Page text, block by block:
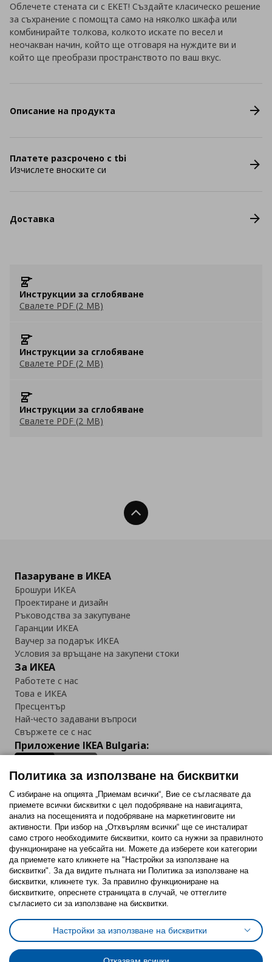
Облечете стената си с EKET! Създайте класическо решение
за съхранение с помощта само на няколко шкафа или
комбинирайте толкова, колкото искате по весел и
неочакван начин, който ще отговаря на нуждите ви и
който ще преобрази пространството по ваш вкус.
Описание на продукта
Платете разсрочено с tbi
Изчислете вноските си
Доставка
Инструкции за сглобяване
Свалете PDF (2 MB)
Инструкции за сглобяване
Свалете PDF (2 MB)
Инструкции за сглобяване
Свалете PDF (2 MB)
Нагоре
Пазаруване в ИКЕА
Брошури ИКЕА
Проектиране и дизайн
Ръководства за закупуване
Гаранции ИКЕА
Ваучер за подарък ИКЕА
Условия за връщане на закупени стоки
За ИКЕА
Работете с нас
Това е ИКЕА
Пресцентър
Най-често задавани въпроси
Свържете се с нас
Приложение IKEA Bulgaria:
Последвайте ни:
FacebookTwitterYoutubePinterestInstagram
Политика за използване на бисквитки (Cookies)
Избор на настройки за използване на бисквитки
Условия за ползване на ikea.bgОбща политика за личните данни
Политика за защита на личните данни на ikea.bg
Общи условия на програма IKEA Family
Политика за използване на бисквитки
С избиране на опцията „Приемам всички“, Вие се съгласявате да
приемете всички бисквитки с цел подобряване на навигацията,
анализ на посещенията и подобряване на маркетинговите ни
активности. При избор на „Отхвърлям всички“ ще се инсталират
само строго необходимитe бисквитки, които са нужни за правилното
функциониране на уебсайта ни. Можете да изберете кои категории
да приемете като кликнете на "Настройки за използване на
бисквитки". За да видите пълната ни Политика за използване на
бисквитки, кликнете тук. За правилно функциониране на
бисквитките, опреснете страницата в случай, че оттеглите
съгласието си за използване на бисквитки.
Настройки за използване на бисквитки